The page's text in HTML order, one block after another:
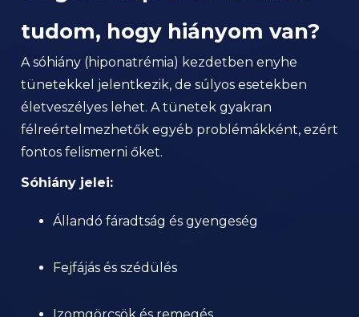
tudom, hogy hiányom van?
A sóhiány (hiponatrémia) kezdetben enyhe
tünetekkel jelentkezik, de súlyos esetekben
életveszélyes lehet. A tünetek gyakran
félreértelmezhetők egyéb problémákként, ezért
fontos felismerni őket.
Sóhiány jelei:
Állandó fáradtság és gyengeség
Fejfájás és szédülés
Izomgörcsök és remegés